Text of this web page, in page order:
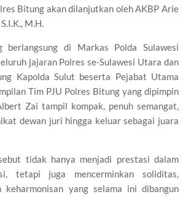
Bitung akan dilanjutkan oleh AKBP Arie
M.H.
berlangsung di Markas Polda Sulawesi
jajaran Polres se-Sulawesi Utara dan
Kapolda Sulut beserta Pejabat Utama
Tim PJU Polres Bitung yang dipimpin
Zai tampil kompak, penuh semangat,
dewan juri hingga keluar sebagai juara
tidak hanya menjadi prestasi dalam
tetapi juga mencerminkan soliditas,
keharmonisan yang selama ini dibangun